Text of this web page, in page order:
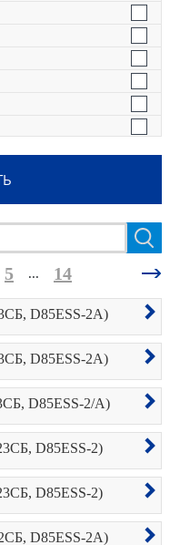
5 ... 14
D85ESS-2A)
D85ESS-2A)
D85ESS-2/A)
D85ESS-2)
D85ESS-2)
D85ESS-2A)